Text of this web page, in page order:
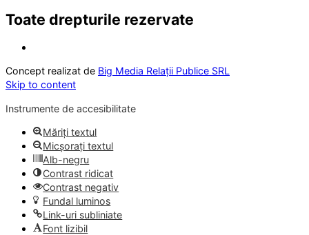
Toate drepturile rezervate
Concept realizat de Big Media Relații Publice SRL
Skip to content
Instrumente de accesibilitate
Măriți textul
Micșorați textul
Alb-negru
Contrast ridicat
Contrast negativ
Fundal luminos
Link-uri subliniate
Font lizibil